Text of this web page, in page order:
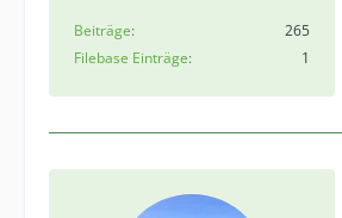
Beiträge
265
Filebase Einträge
1